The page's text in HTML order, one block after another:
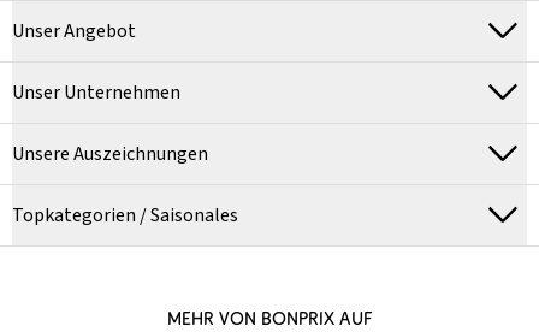
Unser Angebot
Unser Unternehmen
Unsere Auszeichnungen
Topkategorien / Saisonales
MEHR VON BONPRIX AUF